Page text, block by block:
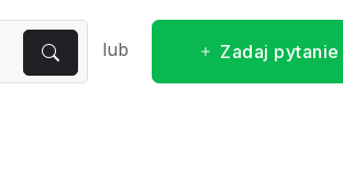
lub Zadaj pytanie